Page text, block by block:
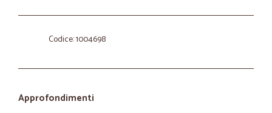
Codice: 1004698
Approfondimenti